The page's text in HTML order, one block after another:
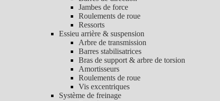
Jambes de force
Roulements de roue
Ressorts
Essieu arrière & suspension
Arbre de transmission
Barres stabilisatrices
Bras de support & arbre de torsion
Amortisseurs
Roulements de roue
Vis excentriques
Système de freinage